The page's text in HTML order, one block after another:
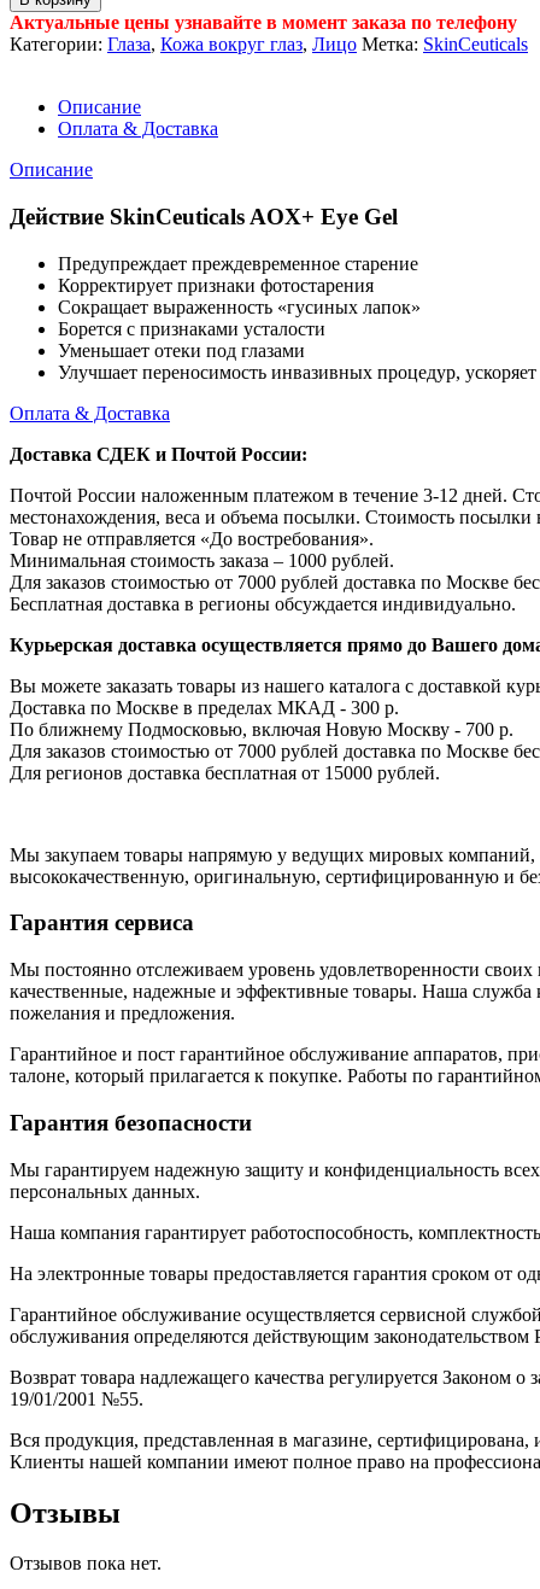
Актуальные цены узнавайте в момент заказа по телефону
Категории: Глаза, Кожа вокруг глаз, Лицо Метка: SkinCeuticals
Описание
Оплата & Доставка
Описание
Действие SkinCeuticals AOX+ Eye Gel
Предупреждает преждевременное старение
Корректирует признаки фотостарения
Сокращает выраженность «гусиных лапок»
Борется с признаками усталости
Уменьшает отеки под глазами
Улучшает переносимость инвазивных процедур,
Оплата & Доставка
Доставка СДЕК и Почтой России:
Почтой России наложенным платежом в течение 3-12 дней.
местонахождения, веса и объема посылки. Стоимость
Товар не отправляется «До востребования».
Минимальная стоимость заказа – 1000 рублей.
Для заказов стоимостью от 7000 рублей доставка по Москве
Бесплатная доставка в регионы обсуждается индивидуально.
Курьерская доставка осуществляется прямо до Вашего
Вы можете заказать товары из нашего каталога с доставкой
Доставка по Москве в пределах МКАД - 300 р.
По ближнему Подмосковью, включая Новую Москву - 700 р.
Для заказов стоимостью от 7000 рублей доставка по Москве
Для регионов доставка бесплатная от 15000 рублей.
Мы закупаем товары напрямую у ведущих мировых компаний,
высококачественную, оригинальную, сертифицированную и
Гарантия сервиса
Мы постоянно отслеживаем уровень удовлетворенности
качественные, надежные и эффективные товары. Наша
пожелания и предложения.
Гарантийное и пост гарантийное обслуживание аппаратов,
талоне, который прилагается к покупке. Работы по
Гарантия безопасности
Мы гарантируем надежную защиту и конфиденциальность
персональных данных.
Наша компания гарантирует работоспособность,
На электронные товары предоставляется гарантия сроком от
Гарантийное обслуживание осуществляется сервисной
обслуживания определяются действующим
Возврат товара надлежащего качества регулируется
19/01/2001 №55.
Вся продукция, представленная в магазине, сертифицирована,
Клиенты нашей компании имеют полное право на
Отзывы
Отзывов пока нет.